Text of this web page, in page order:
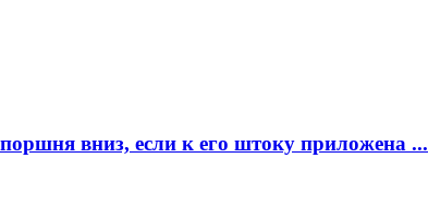
вниз, если к его штоку приложена ...